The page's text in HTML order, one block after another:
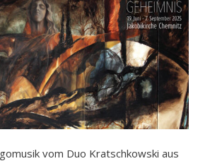
vom Duo Kratschkowski aus